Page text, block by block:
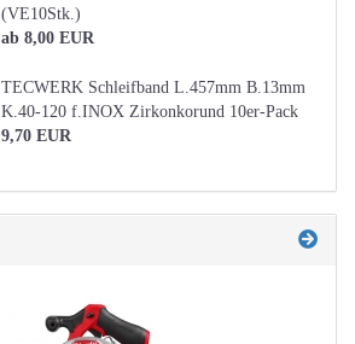
(VE10Stk.)
ab 8,00 EUR
TECWERK Schleifband L.457mm B.13mm
K.40-120 f.INOX Zirkonkorund 10er-Pack
9,70 EUR